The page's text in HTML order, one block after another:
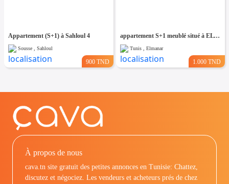
Appartement (S+1) à Sahloul 4
Sousse , Sahloul
900 TND
appartement S+1 meublé situé à EL Manar 1
Tunis , Elmanar
1.000 TND
À propos de nous
cava.tn site gratuit des petites annonces en Tunisie: Chattez,
discutez et négociez. Les vendeurs et acheteurs prés de chez